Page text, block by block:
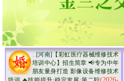
..[河南] 【彩虹医疗器械维修技术
培训中心】招生简章 📢专为中年
朋友量身打造 影像设备维修技术